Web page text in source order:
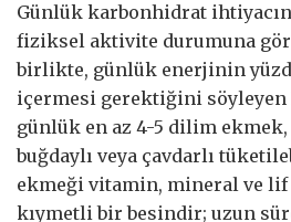
Günlük karbonhidrat
fiziksel aktivite durumuna
birlikte, günlük enerjinin
içermesi gerektiğini söyleyen
günlük en az 4-5 dilim
buğdaylı veya çavdarlı
ekmeği vitamin, mineral ve lif
kıymetli bir besindir; uzun